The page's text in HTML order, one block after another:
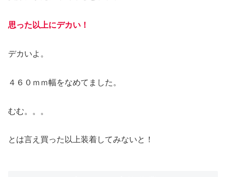
思った以上にデカい！
デカいよ。
４６０ｍｍ幅をなめてました。
むむ。。。
とは言え買った以上装着してみないと！